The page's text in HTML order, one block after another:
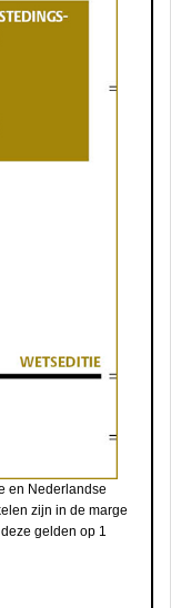
en Nederlandse
zijn in de marge
gelden op 1